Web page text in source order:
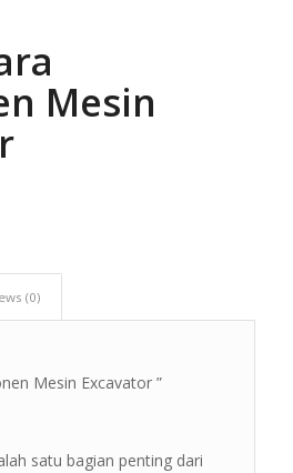
Mesin
(0)
Mesin Excavator ”
satu bagian penting dari